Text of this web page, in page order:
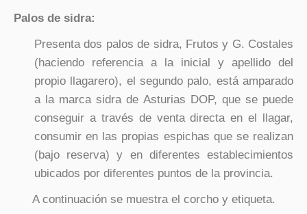
Palos de sidra:
Presenta dos palos de sidra, Frutos y G. Costales
(haciendo referencia a la inicial y apellido del
propio llagarero), el segundo palo, está amparado
a la marca sidra de Asturias DOP, que se puede
conseguir a través de venta directa en el llagar,
consumir en las propias espichas que se realizan
(bajo reserva) y en diferentes establecimientos
ubicados por diferentes puntos de la provincia.
A continuación se muestra el corcho y etiqueta.